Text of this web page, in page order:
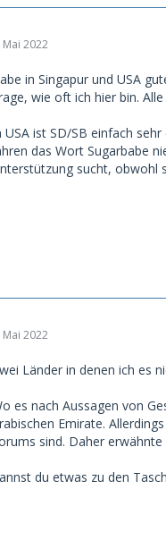
Mai 2022
in Singapur und USA
wie oft ich hier bin.
USA ist SD/SB einfach
das Wort Sugarbabe
sucht, obwohl
Mai 2022
Länder in denen ich es
es nach Aussagen von
Emirate.
sind. Daher erwähnte
du etwas zu den